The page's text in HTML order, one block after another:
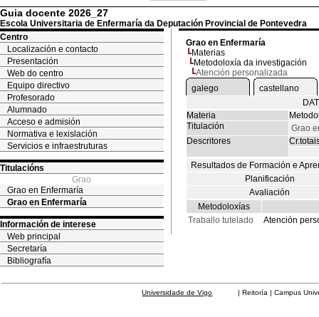
Guia docente 2026_27
Escola Universitaria de Enfermaría da Deputación Provincial de Pontevedra
Centro
Localización e contacto
Presentación
Web do centro
Equipo directivo
Profesorado
Alumnado
Acceso e admisión
Normativa e lexislación
Servicios e infraestruturas
Titulacións
Grao
Grao en Enfermaría
Grao en Enfermaría
Información de interese
Web principal
Secretaría
Bibliografía
Grao en Enfermaría
Materias
Metodoloxía da investigación
Atención personalizada
galego
castellano
Materia
Titulación
Grao
Descritores
Resultados de Formación e
Planificación
Avaliación
Metodoloxías
Traballo tutelado
Atención
Universidade de Vigo | Reitoría | Campus